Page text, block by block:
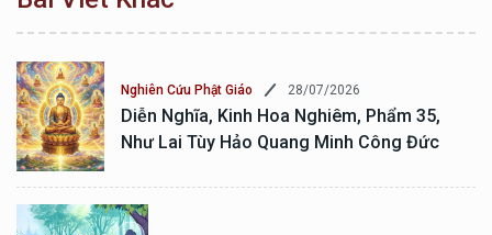
Nghiên Cứu Phật Giáo 28/07/2026
Diễn Nghĩa, Kinh Hoa Nghiêm, Phẩm 35,
Như Lai Tùy Hảo Quang Minh Công Đức